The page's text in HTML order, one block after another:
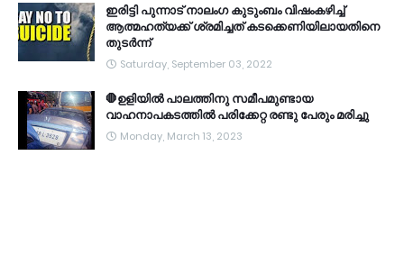
ഇരിട്ടി പുന്നാട് നാലംഗ കുടുംബം വിഷംകഴിച്ച്‌
ആത്മഹത്യക്ക് ശ്രമിച്ചത് കടക്കെണിയിലായതിനെ
തുടർന്ന്
Saturday, September 03, 2022
🛑ഉളിയിൽ പാലത്തിനു സമീപമുണ്ടായ
വാഹനാപകടത്തിൽ പരിക്കേറ്റ രണ്ടു പേരും മരിച്ചു
Monday, March 13, 2023